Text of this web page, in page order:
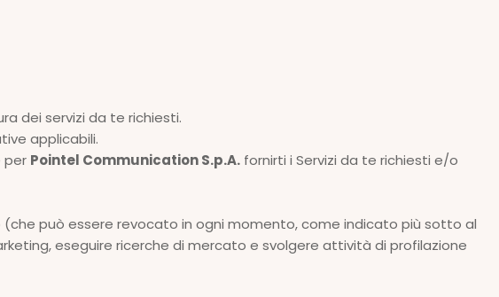
dei servizi da te richiesti.
applicabili.
per Pointel Communication S.p.A. fornirti i Servizi da te richiesti e/o
può essere revocato in ogni momento, come indicato più sotto al
eseguire ricerche di mercato e svolgere attività di profilazione